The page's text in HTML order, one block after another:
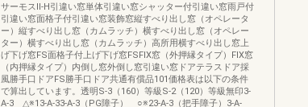
サーモスⅡ-H引違い窓単体引違い窓シャッター付引違い窓雨戸付
引違い窓面格子付引違い窓装飾窓縦すべり出し窓（オペレータ
ー）縦すべり出し窓（カムラッチ）横すべり出し窓（オペレー
ター）横すべり出し窓（カムラッチ）高所用横すべり出し窓上
げ下げ窓FS面格子付上げ下げ窓FSFIX窓（外押縁タイプ）FIX窓
（内押縁タイプ）内倒し窓外倒し窓引違い窓ドアテラスドア採
風勝手口ドアFS勝手口ドア共通有償品101価格表は以下の条件
で算出しています。透明S-3（160）等級S-2（120）等級無印3-
A-3 △※13-A-33-A-3（PG障子） ○※23-A-3（把手障子）3-A-